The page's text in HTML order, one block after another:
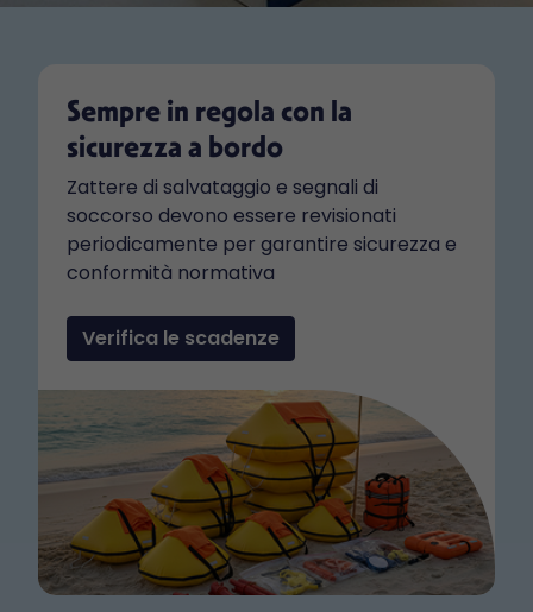
Sempre in regola con la
sicurezza a bordo
Zattere di salvataggio e segnali di
soccorso devono essere revisionati
periodicamente per garantire sicurezza e
conformità normativa
Verifica le scadenze